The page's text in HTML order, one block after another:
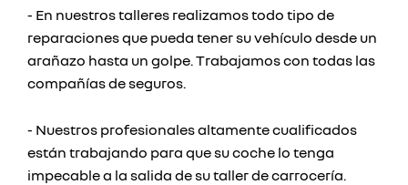
- En nuestros talleres realizamos todo tipo de
reparaciones que pueda tener su vehículo desde un
arañazo hasta un golpe. Trabajamos con todas las
compañías de seguros.
- Nuestros profesionales altamente cualificados
están trabajando para que su coche lo tenga
impecable a la salida de su taller de carrocería.